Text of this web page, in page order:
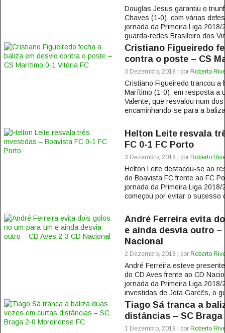
Douglas Jesus garantiu o
Chaves (1-0), com várias
jornada da Primeira Liga
guarda-redes Brasileiro dos
Cristiano Figueiredo
contra o poste – CS
3 Dezembro, 2018 | por Roberto
Cristiano Figueiredo trancou a
Marítimo (1-0), em resposta a
Valente, que resvalou num
encaminhando-se para a
Helton Leite resvala
FC 0-1 FC Porto
3 Dezembro, 2018 | por Roberto
Helton Leite destacou-se ao
do Boavista FC frente ao FC
jornada da Primeira Liga
começou por evitar o sucesso
André Ferreira evita
e ainda desvia outro –
Nacional
2 Dezembro, 2018 | por Roberto
André Ferreira esteve
do CD Aves frente ao CD
jornada da Primeira Liga
investidas de Jota Garcês, o
Tiago Sá tranca a
distâncias – SC Braga
1 Dezembro, 2018 | por Roberto